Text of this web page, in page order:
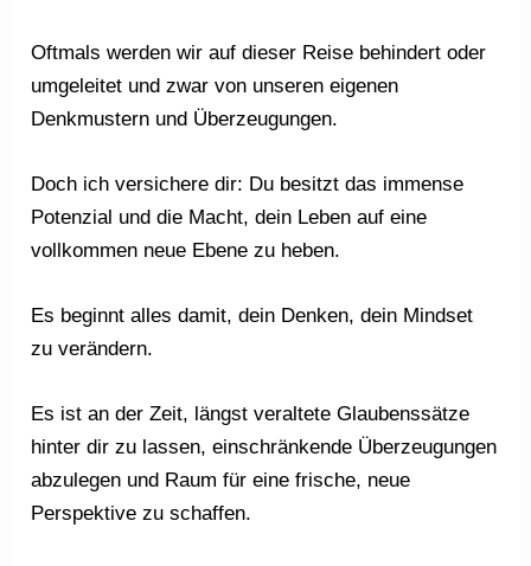
Oftmals werden wir auf dieser Reise behindert oder
umgeleitet und zwar von unseren eigenen
Denkmustern und Überzeugungen.
Doch ich versichere dir: Du besitzt das immense
Potenzial und die Macht, dein Leben auf eine
vollkommen neue Ebene zu heben.
Es beginnt alles damit, dein Denken, dein Mindset
zu verändern.
Es ist an der Zeit, längst veraltete Glaubenssätze
hinter dir zu lassen, einschränkende Überzeugungen
abzulegen und Raum für eine frische, neue
Perspektive zu schaffen.